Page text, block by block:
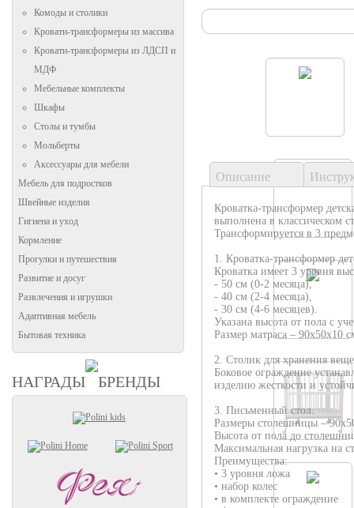
Комоды и столики
Кровати-трансформеры из массива
Кровати-трансформеры из ЛДСП и
МДФ
Мебельные комплекты
Шкафы
Столы и тумбы
Мольберты
Аксессуары для мебели
Мебель для подростков
Швейные изделия
Гигиена и уход
Кормление
Прогулки и путешествия
Развитие и досуг
Развлечения и игрушки
Адаптивная мебель
Бытовая техника
НАГРАДЫ БРЕНДЫ
Описание
Кроватка-трансформер
выполнена в классическом
Трансформируется в 3
1. Кроватка-трансформер
Кроватка имеет 3 уровня
- 50 см (0-2 месяца),
- 40 см (2-4 месяца),
- 30 см (4-6 месяцев).
Указана высота от пола с
Размер матраса – 90х50х10
2. Столик для хранения
Боковое ограждение
изделию жесткости и
3. Письменный стол.
Размеры столешницы –
Высота от пола до
Максимальная нагрузка на
Преимущества:
• 3 уровня ложа
• набор колес
• в комплекте ограждение